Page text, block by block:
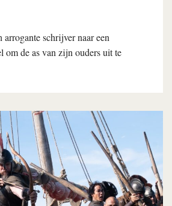
schrijver naar een
om de as van zijn ouders uit te